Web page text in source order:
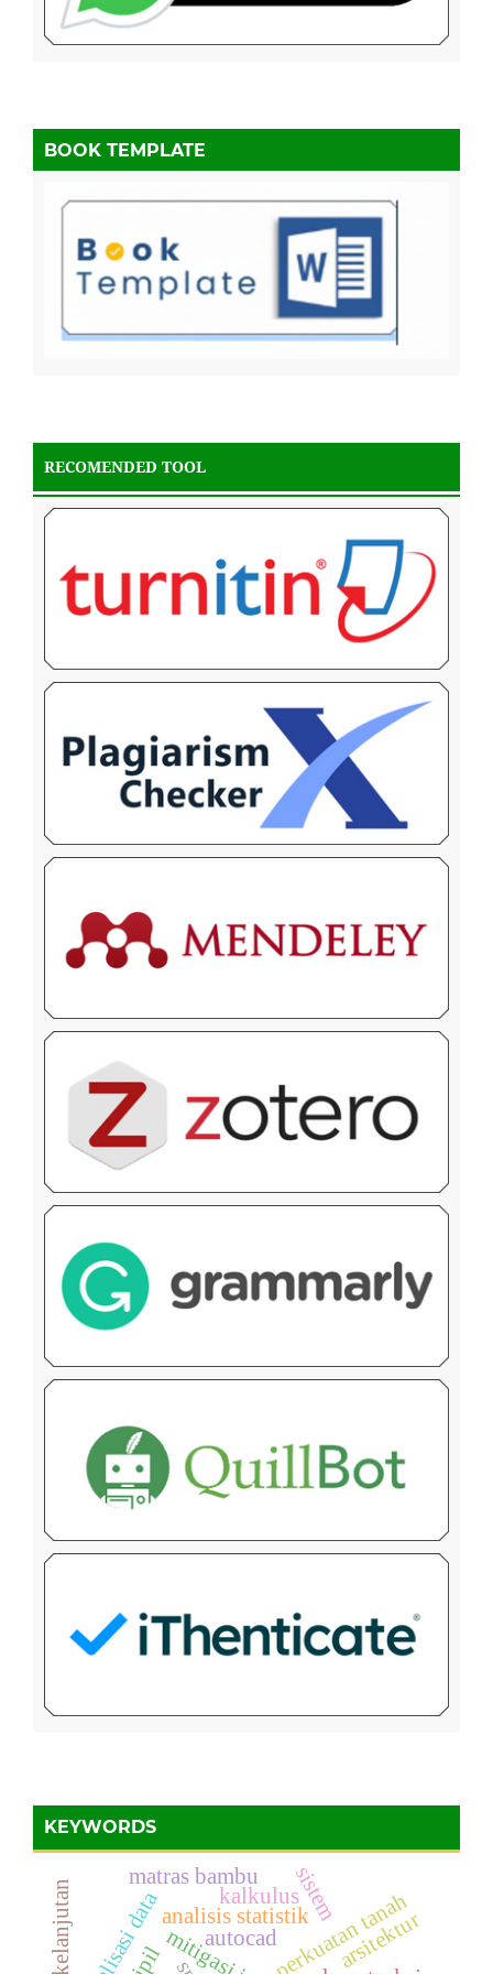
BOOK TEMPLATE
RECOMENDED TOOL
KEYWORDS
perkuatan tanah
analisis statistik arsitektur
autocad
sistem
kalkulus
matras bambu